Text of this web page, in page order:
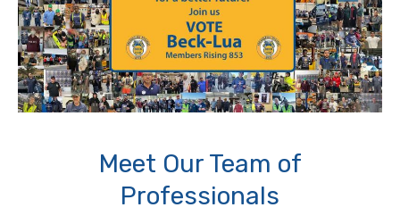
Meet Our Team of
Professionals